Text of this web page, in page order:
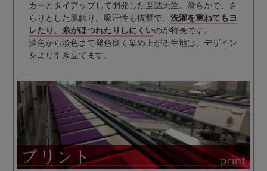
カーとタイアップして開発した度詰天竺。滑らかで、さ
らりとした肌触り。吸汗性も抜群で、 洗濯を重ねてもヨ
レたり、糸がほつれたりしにくいのが特長です。
濃色から淡色まで発色良く染め上がる生地は、デザイン
をより引き立てます。